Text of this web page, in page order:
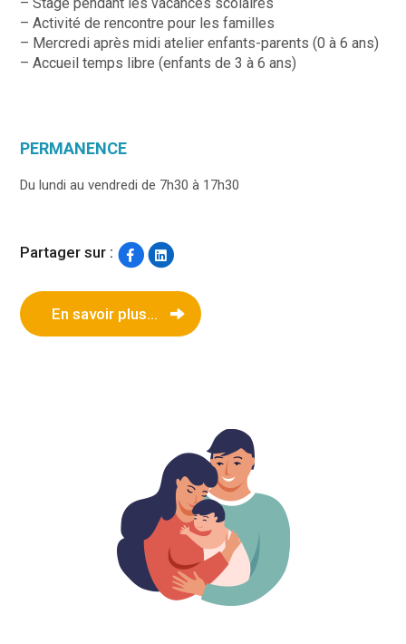
– Activité de rencontre pour les familles
– Mercredi après midi atelier enfants-parents (0 à 6 ans)
– Accueil temps libre (enfants de 3 à 6 ans)
PERMANENCE
Du lundi au vendredi de 7h30 à 17h30
Partager sur :
En savoir plus...